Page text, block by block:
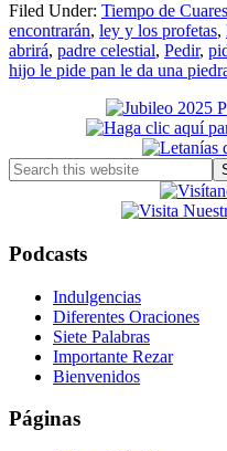
Filed Under: Tiempo de
encontrarán, ley y los profetas,
abrirá, padre celestial, Pedir,
hijo le pide pan le da una
Primary
Sidebar
Search
this
Podcasts
Indulgencias
Diferentes Oraciones
Siete Palabras
Importante Rezar
Bienvenidos
Páginas